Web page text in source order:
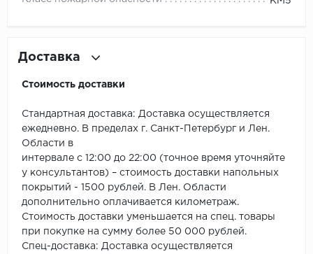
SPC Ideal Flooring
SPC Promo
SPC Stronghold
Доставка
Стоимость доставки
Стандартная доставка: Доставка осуществляется
ежедневно. В пределах г. Санкт-Петербург и Лен.
Области в
интервале с 12:00 до 22:00 (точное время уточняйте
у консультантов) – стоимость доставки напольных
покрытий - 1500 рублей. В Лен. Области
дополнительно оплачивается километраж.
Стоимость доставки уменьшается на спец. товары
при покупке на сумму более 50 000 рублей.
Спец-доставка: Доставка осуществляется